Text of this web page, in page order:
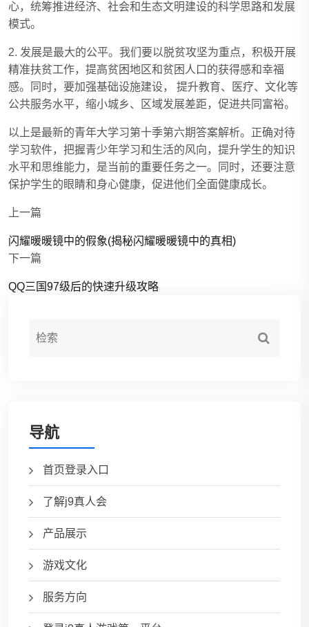
心，统筹推进经济、社会和生态文明建设的科学思路和发展
模式。
2. 发展是最大的公平。我们要以脱贫攻坚为重点，积极开展
精准扶贫工作，提高贫困地区和贫困人口的获得感和幸福
感。同时，要加强基础设施建设， 提升教育、医疗、文化等
公共服务水平，缩小城乡、区域发展差距，促进共同富裕。
以上是最新的青年大学习第十季第六期答案解析。正确对待
学习软件，把握青少年学习和生活的风向，提升学生的知识
水平和思维能力，是当前的重要任务之一。同时，还要注意
保护学生的眼睛和身心健康，促进他们全面健康成长。
上一篇
闪耀暖暖镜中的假象(揭秘闪耀暖暖镜中的真相)
下一篇
QQ三国97级后的快速升级攻略
导航
首页登录入口
了解j9真人会
产品展示
游戏文化
服务方向